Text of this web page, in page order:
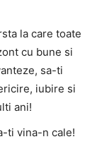
la care toate
cu bune si
sa-ti
iubire si
ani!
ti vina-n cale!